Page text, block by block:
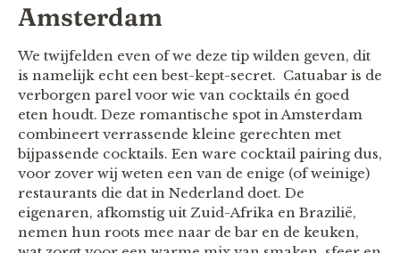
Amsterdam
We twijfelden even of we deze tip wilden geven, dit
is namelijk echt een best-kept-secret. Catuabar is de
verborgen parel voor wie van cocktails én goed
eten houdt. Deze romantische spot in Amsterdam
combineert verrassende kleine gerechten met
bijpassende cocktails. Een ware cocktail pairing dus,
voor zover wij weten een van de enige (of weinige)
restaurants die dat in Nederland doet. De
eigenaren, afkomstig uit Zuid-Afrika en Brazilië,
nemen hun roots mee naar de bar en de keuken,